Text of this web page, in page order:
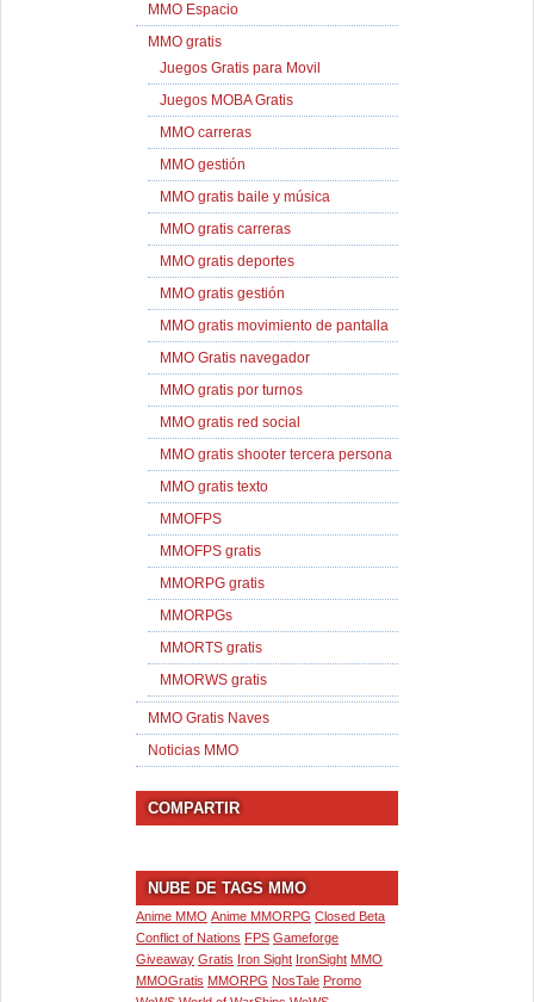
MMO Espacio
MMO gratis
Juegos Gratis para Movil
Juegos MOBA Gratis
MMO carreras
MMO gestión
MMO gratis baile y música
MMO gratis carreras
MMO gratis deportes
MMO gratis gestión
MMO gratis movimiento de pantalla
MMO Gratis navegador
MMO gratis por turnos
MMO gratis red social
MMO gratis shooter tercera persona
MMO gratis texto
MMOFPS
MMOFPS gratis
MMORPG gratis
MMORPGs
MMORTS gratis
MMORWS gratis
MMO Gratis Naves
Noticias MMO
COMPARTIR
NUBE DE TAGS MMO
Anime MMO Anime MMORPG Closed Beta
Conflict of Nations FPS Gameforge
Giveaway Gratis Iron Sight IronSight MMO
MMOGratis MMORPG NosTale Promo